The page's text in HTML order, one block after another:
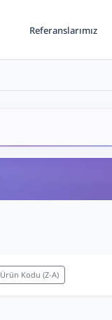
Referanslarımız
Ürün Kodu (Z-A)